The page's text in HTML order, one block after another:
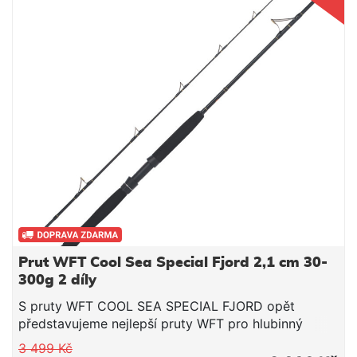
záměrně zvolili ideální délku 2,20 m. Čtyřdílné
modely mají délku 2,16 m, aby přepravní délka
nepřesáhla 59 cm. Naše zbrusu nová, nezničitelná
očka LTC 1: „Jednička“ zde označuje očka vyrobená
z jednoho kusu oceli. Bez jakéhokoli svařování nebo
pájení jsou ražena, krimpována a vyražena v
následné matrici. Zatímco očka rybářských prutů
byla vždy slabým místem, s naší technologií WFT
LTC 1 jsme z nich udělali nejsilnější součást všech
prutů WFT! Pruty jsou vybaveny vysoce kvalitními
šroubovacími sedly navijáků a nezničitelnými
pěnovými rukojeťmi. Kromě toho je držák háčku
extrémně velký a robustní, takže lze použít i ty
největší háčky. Technické parametry: Délka: 2,16m
Gramáž: 40-160g Transportní délka: 58 cm
Hmotnost: 205 g Počet dílů: 4
Prut WFT Cool Sea Special Fjord 2,1 cm 30-
300g 2 díly
S pruty WFT COOL SEA SPECIAL FJORD opět
představujeme nejlepší pruty WFT pro hlubinný
rybolov všech dob! Taková kombinace perfektní
3 499 Kč